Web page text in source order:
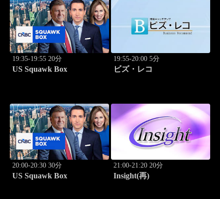
19:35-19:55 20分
US Squawk Box
19:55-20:00 5分
ビズ・レコ
20:00-20:30 30分
US Squawk Box
21:00-21:20 20分
Insight(再)